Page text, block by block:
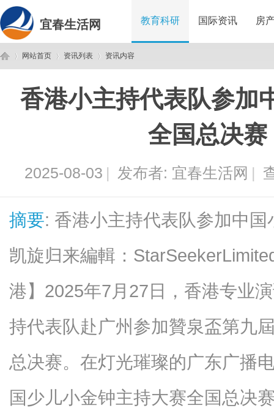
宜春生活网 教育科研 国际资讯 房
网站首页
›
资讯列表
›
资讯内容
香港小主持代表队参加
全国总决
2025-08-03 | 发布者: 宜春生活网 |
摘要: 香港小主持代表队参加中
凯旋归来編輯：
港】2025年7月27日，香港专业
持代表队赴广州参加贊泉盃第九
总决赛。在灯光璀璨的广东广播
国少儿小金钟主持大赛全国总决